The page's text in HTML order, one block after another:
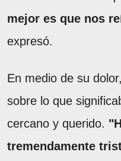
mejor es que nos
expresó.
En medio de su
sobre lo que
cercano y querido.
tremendamente